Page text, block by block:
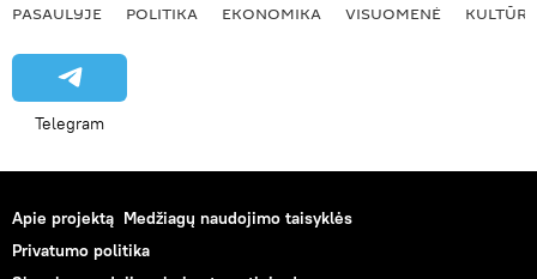
PASAULYJE POLITIKA EKONOMIKA VISUOMENĖ KULTŪRA
Telegram
Apie projektą Medžiagų naudojimo taisyklės
Privatumo politika